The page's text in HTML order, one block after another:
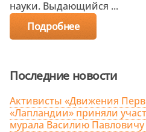
науки. Выдающийся ...
Подробнее
Последние новости
Активисты «Движения
«Лапландии» приняли
мурала Василию Павловичу